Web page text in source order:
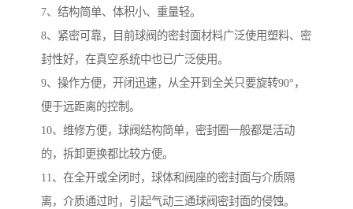
7、结构简单、体积小、重量轻。
8、紧密可靠，目前球阀的密封面材料广泛使用塑料、密
封性好，在真空系统中也已广泛使用。
9、操作方便，开闭迅速，从全开到全关只要旋转90°，
便于远距离的控制。
10、维修方便，球阀结构简单，密封圈一般都是活动
的，拆卸更换都比较方便。
11、在全开或全闭时，球体和阀座的密封面与介质隔
离，介质通过时，引起气动三通球阀密封面的侵蚀。